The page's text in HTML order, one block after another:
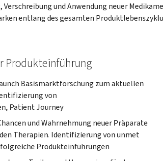
und Anwendung neuer
entlang des gesamten
Produkteinführung
Basismarktforschung zum aktuellen
von
Patient Journey
und Wahrnehmung neuer Präparate
Therapien. Identifizierung von unmet
Produkteinführungen